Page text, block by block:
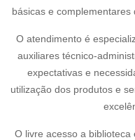
básicas e complementares
O atendimento é
auxiliares técnico-
expectativas e
utilização dos produtos e
O livre acesso a